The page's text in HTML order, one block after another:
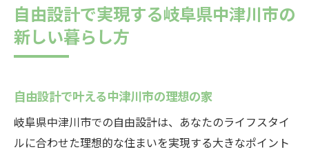
自由設計で創る中津川市の未来の住まい
1階クローゼットの配置が自由設計住宅に与える
1階クローゼットがもたらす利便性
自由設計で考える動線と収納の関係
家事効率を上げる1階クローゼットの魅力
自由設計で実現する岐阜県中津川市の
新しい暮らし方
自由設計で叶える中津川市の理想の家
岐阜県中津川市での自由設計は、あなたのライフスタイ
ルに合わせた理想的な住まいを実現する大きなポイント